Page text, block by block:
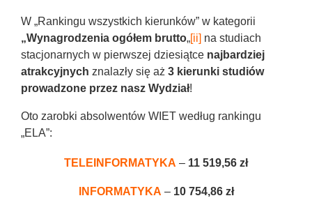
W „Rankingu wszystkich kierunków” w kategorii
„Wynagrodzenia ogółem brutto„[ii] na studiach
stacjonarnych w pierwszej dziesiątce najbardziej
atrakcyjnych znalazły się aż 3 kierunki studiów
prowadzone przez nasz Wydział!
Oto zarobki absolwentów WIET według rankingu
„ELA”:
TELEINFORMATYKA – 11 519,56 zł
INFORMATYKA – 10 754,86 zł